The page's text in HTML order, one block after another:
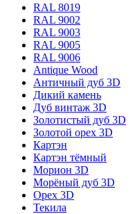
RAL 8019
RAL 9002
RAL 9003
RAL 9005
RAL 9006
Antique Wood
Античный дуб 3D
Дикий камень
Дуб винтаж 3D
Золотистый дуб 3D
Золотой орех 3D
Картэн
Картэн тёмный
Морион 3D
Морёный дуб 3D
Орех 3D
Текила